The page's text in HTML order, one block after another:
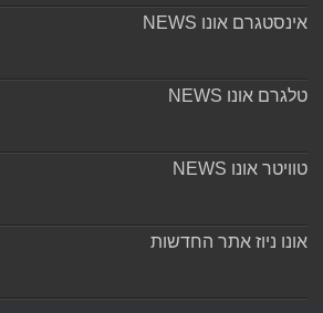
אינסטגרם אונו NEWS
טלגרם אונו NEWS
טוויטר אונו NEWS
אונו ניוז אתר החדשות